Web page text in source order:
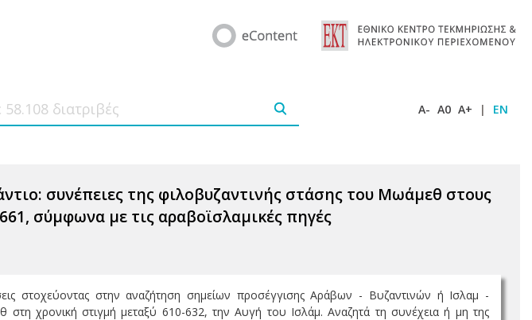
A- A0 A+ | EN
συνέπειες της φιλοβυζαντινής στάσης του Μωάμεθ στους
σύμφωνα με τις αραβοϊσλαμικές πηγές
στοχεύοντας στην αναζήτηση σημείων προσέγγισης Αράβων - Βυζαντινών ή Ισλαμ -
χρονική στιγμή μεταξύ 610-632, την Αυγή του Ισλάμ. Αναζητά τη συνέχεια ή μη της